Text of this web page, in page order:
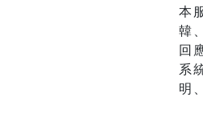
本
韓
回
系
明